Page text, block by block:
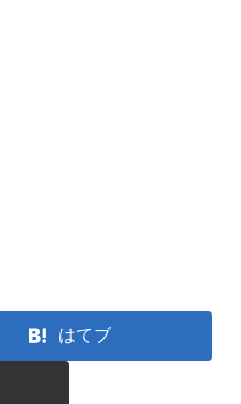
はてブ